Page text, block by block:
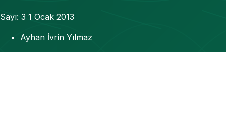
Sayı: 3 1 Ocak 2013
Ayhan İvrin Yılmaz